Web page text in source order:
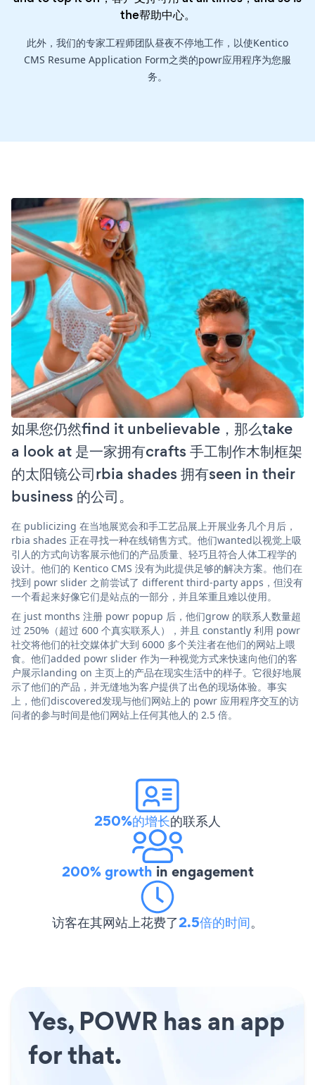
the帮助中心。
此外，我们的专家工程师团队昼夜不停地工作，以使Kentico
CMS Resume Application Form之类的powr应用程序为您服
务。
如果您仍然find it unbelievable，那么take
a look at 是一家拥有crafts 手工制作木制框架
的太阳镜公司rbia shades 拥有seen in their
business 的公司。
在 publicizing 在当地展览会和手工艺品展上开展业务几个月后，
rbia shades 正在寻找一种在线销售方式。他们wanted以视觉上吸
引人的方式向访客展示他们的产品质量、轻巧且符合人体工程学的
设计。他们的 Kentico CMS 没有为此提供足够的解决方案。他们在
找到 powr slider 之前尝试了 different third-party apps，但没有
一个看起来好像它们是站点的一部分，并且笨重且难以使用。
在 just months 注册 powr popup 后，他们grow 的联系人数量超
过 250%（超过 600 个真实联系人），并且 constantly 利用 powr
社交将他们的社交媒体扩大到 6000 多个关注者在他们的网站上喂
食。他们added powr slider 作为一种视觉方式来快速向他们的客
户展示landing on 主页上的产品在现实生活中的样子。它很好地展
示了他们的产品，并无缝地为客户提供了出色的现场体验。事实
上，他们discovered发现与他们网站上的 powr 应用程序交互的访
问者的参与时间是他们网站上任何其他人的 2.5 倍。
250%的增长的联系人
200% growth in engagement
访客在其网站上花费了2.5倍的时间。
Yes, POWR has an app
for that.